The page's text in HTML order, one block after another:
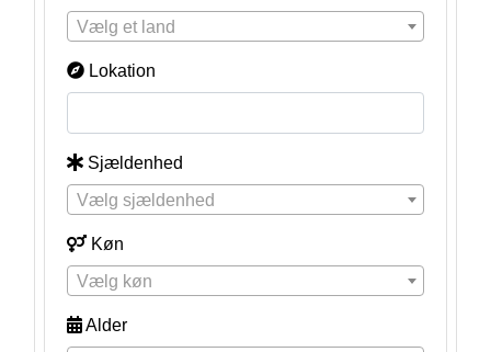
Vælg et land
Lokation
Sjældenhed
Vælg sjældenhed
Køn
Vælg køn
Alder